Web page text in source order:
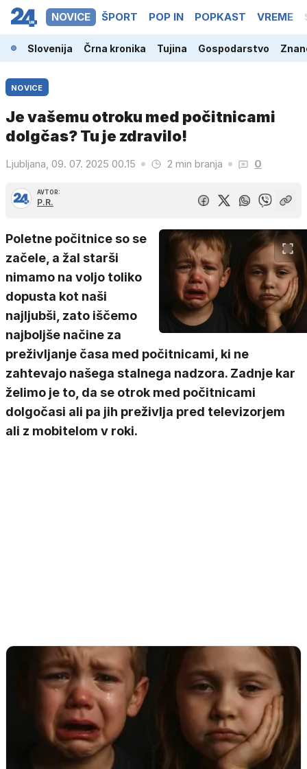
NOVICE ŠPORT POP IN POPKAST VREME
Slovenija Črna kronika Tujina Gospodarstvo
NOVICE
Je vašemu otroku med počitnicami
dolgčas? Tu je zdravilo!
Ljubljana, 09. 07. 2025 00.15 2 min branja 0
AVTOR:
P.R.
Poletne počitnice so se
začele, a žal starši
nimamo na voljo toliko
dopusta kot naši
najljubši, zato iščemo
najboljše načine za
preživljanje časa med počitnicami, ki ne
zahtevajo našega stalnega nadzora. Zadnje kar
želimo je to, da se otrok med počitnicami
dolgočasi ali pa jih preživlja pred televizorjem
ali z mobitelom v roki.